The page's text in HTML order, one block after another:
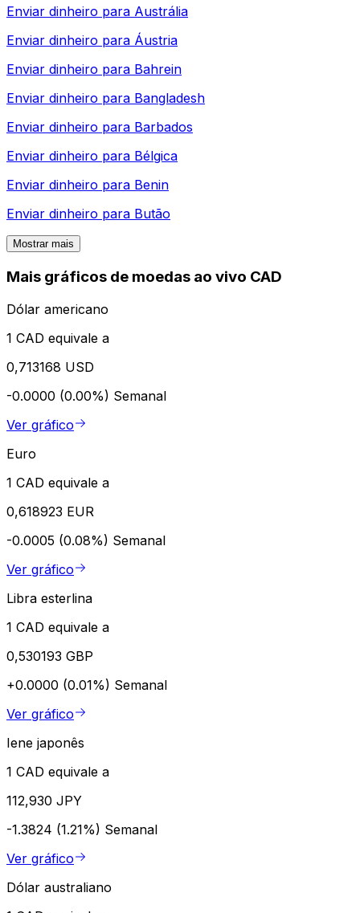
Enviar dinheiro para Austrália
Enviar dinheiro para Áustria
Enviar dinheiro para Bahrein
Enviar dinheiro para Bangladesh
Enviar dinheiro para Barbados
Enviar dinheiro para Bélgica
Enviar dinheiro para Benin
Enviar dinheiro para Butão
Mostrar mais
Mais gráficos de moedas ao vivo CAD
Dólar americano
1 CAD equivale a
0,713168 USD
-0.0000 (0.00%) Semanal
Ver gráfico
Euro
1 CAD equivale a
0,618923 EUR
-0.0005 (0.08%) Semanal
Ver gráfico
Libra esterlina
1 CAD equivale a
0,530193 GBP
+0.0000 (0.01%) Semanal
Ver gráfico
Iene japonês
1 CAD equivale a
112,930 JPY
-1.3824 (1.21%) Semanal
Ver gráfico
Dólar australiano